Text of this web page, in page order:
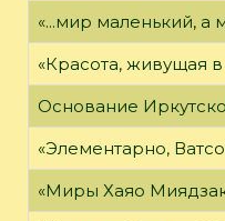
«...мир маленький, а
«Красота, живущая
Основание
«Элементарно,
«Миры Хаяо